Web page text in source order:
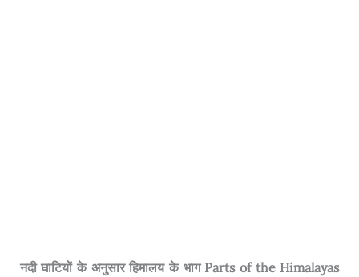
नदी घाटियों के अनुसार हिमालय के भाग Parts of the Himalayas